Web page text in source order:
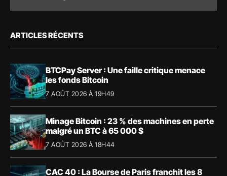
ARTICLES RÉCENTS
BTCPay Server : Une faille critique menace
les fonds Bitcoin
7 AOÛT 2026 À 19H49
Minage Bitcoin : 23 % des machines en perte
malgré un BTC à 65 000 $
7 AOÛT 2026 À 18H44
CAC 40 : La Bourse de Paris franchit les 8